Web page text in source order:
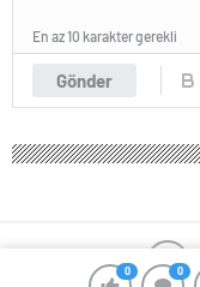
0 0
Gönder
En az 10 karakter gerekli